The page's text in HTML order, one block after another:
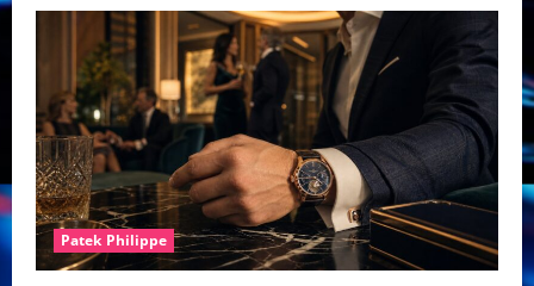
Terbaik
Patek Philippe